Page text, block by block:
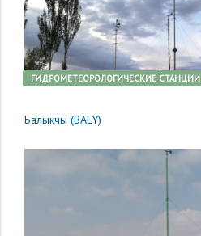
ГИДРОМЕТЕОРОЛОГИЧЕСКИЕ СТАНЦИИ
Балыкчы (BALY)